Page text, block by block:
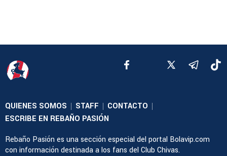
QUIENES SOMOS | STAFF | CONTACTO |
ESCRIBE EN REBAÑO PASIÓN
Rebaño Pasión es una sección especial del portal Bolavip.com
con información destinada a los fans del Club Chivas.